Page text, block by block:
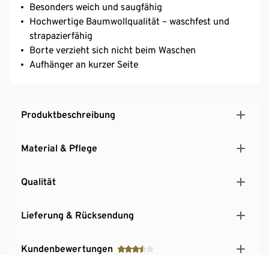
Besonders weich und saugfähig
Hochwertige Baumwollqualität – waschfest und
strapazierfähig
Borte verzieht sich nicht beim Waschen
Aufhänger an kurzer Seite
Produktbeschreibung
Material & Pflege
Qualität
Lieferung & Rücksendung
Kundenbewertungen